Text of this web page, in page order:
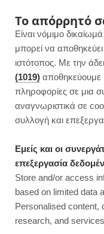
Το απόρρητό
Είναι νόμιμο
μπορεί να
ιστότοπος. Με την
(1019) αποθηκεύουμε
πληροφορίες σε μια
αναγνωριστικά σε
συλλογή και
Εμείς και οι
επεξεργασία
Store and/or access
based on limited data
Personalised content,
research, and